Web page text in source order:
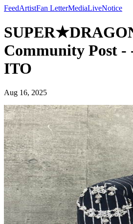
FeedArtistFan LetterMediaLiveNotice
Community Post -
ITO
Aug 16, 2025